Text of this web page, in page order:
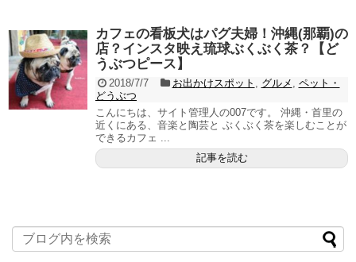
カフェの看板犬はパグ夫婦！沖縄(那覇)の
店？インスタ映え琉球ぶくぶく茶？【ど
うぶつピース】
2018/7/7 お出かけスポット グルメ
ペット・
どうぶつ
こんにちは、サイト管理人の007です。 沖縄・首里の
近くにある、音楽と陶芸と ぶくぶく茶を楽しむことが
できるカフェ ...
記事を読む